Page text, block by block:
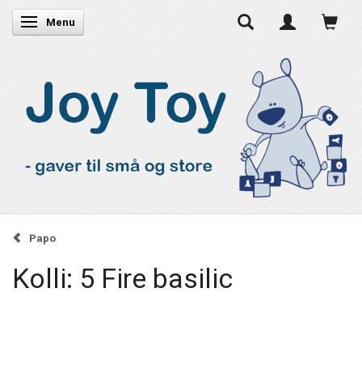
Skifte navigation
Menu
Papo
Kolli: 5 Fire basilic